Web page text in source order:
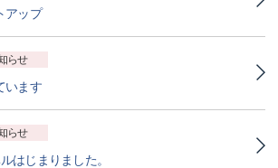
アップ
らせ
います
らせ
はじまりました。